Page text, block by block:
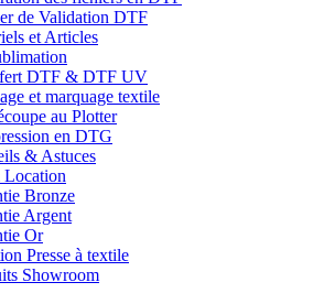
de Validation DTF
et Articles
DTF & DTF UV
et marquage textile
au Plotter
en DTG
& Astuces
Location
Bronze
Argent
Or
Presse à textile
Showroom